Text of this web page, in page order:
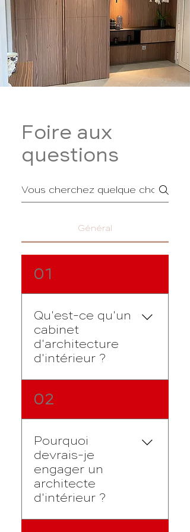
Foire aux
questions
Général
01
Qu'est-ce qu'un
cabinet
d'architecture
d'intérieur ?
Un cabinet
d'architecture d'intérieur
est une entreprise
spécialisée dans la
conception et la
réalisation de projets
d'aménagement et de
design intérieur. Les
architectes d'intérieur
travaillent en étroite
02
Pourquoi
devrais-je
engager un
architecte
d'intérieur ?